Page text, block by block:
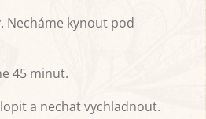
Necháme kynout pod
45 minut.
a nechat vychladnout.